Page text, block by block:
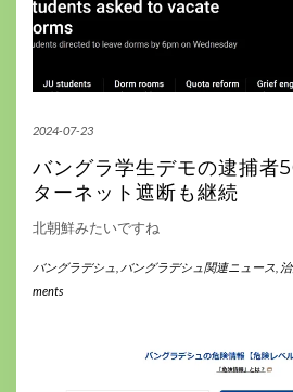
2024-07-23
バングラ学生デモの逮捕者
ターネット遮断も継続
北朝鮮みたいですね
バングラデシュ バングラデシュ関連ニュース
ments